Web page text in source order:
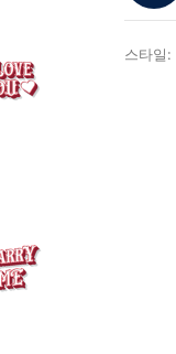
스타일: